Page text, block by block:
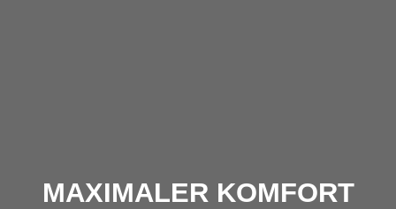
MAXIMALER KOMFORT